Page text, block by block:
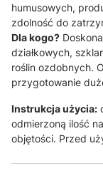
humusowych,
zdolność do
Dla kogo?
działkowych,
roślin ozdobnych.
przygotowanie
Instrukcja użycia:
odmierzoną ilość
objętości. Przed